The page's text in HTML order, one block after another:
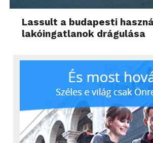
Lassult a budapesti
lakóingatlanok drágulása